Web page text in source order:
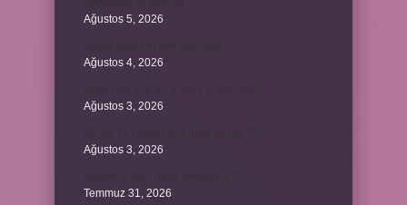
Ağustos 5, 2026
Ağustos 4, 2026
Ağustos 3, 2026
Ağustos 3, 2026
Temmuz 31, 2026